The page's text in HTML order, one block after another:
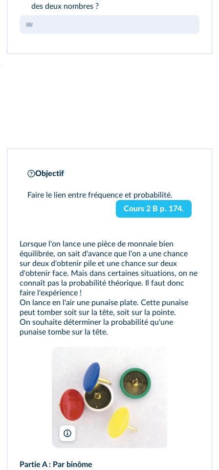
des deux nombres ?
Objectif
Faire le lien entre fréquence et probabilité.
Cours 2 B p. 174.
Lorsque l'on lance une pièce de monnaie bien
équilibrée, on sait d'avance que l'on a une chance
sur deux d'obtenir pile et une chance sur deux
d'obtenir face. Mais dans certaines situations, on ne
connaît pas la probabilité théorique. Il faut donc
faire l'expérience !
On lance en l'air une punaise plate. Cette punaise
peut tomber soit sur la tête, soit sur la pointe.
On souhaite déterminer la probabilité qu'une
punaise tombe sur la tête.
Evanherk/Wikimedia
Partie A : Par binôme